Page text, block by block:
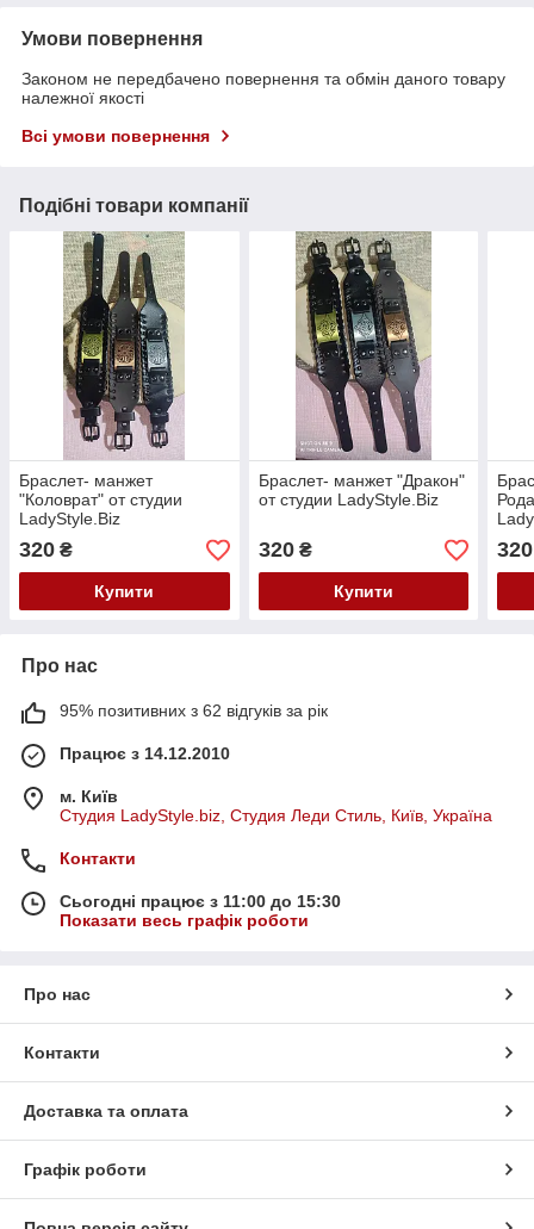
Умови повернення
Законом не передбачено повернення та обмін даного товару
належної якості
Всі умови повернення
Подібні товари компанії
Браслет- манжет
"Коловрат" от студии
LadyStyle.Biz
320 ₴
Купити
Браслет- манжет "Дракон"
от студии LadyStyle.Biz
320₴
Купити
320
Про нас
95% позитивних з 62 відгуків за рік
Працює з 14.12.2010
м. Київ
Студия LadyStyle.biz, Студия Леди Стиль, Київ, Україна
Контакти
Сьогодні працює з 11:00 до 15:30
Показати весь графік роботи
Про нас
Контакти
Доставка та оплата
Графік роботи